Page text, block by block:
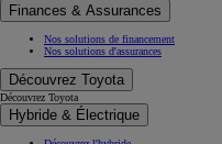
Finances & Assurances
Nos solutions de financement
Nos solutions d'assurances
Découvrez Toyota
Découvrez Toyota
Hybride & Électrique